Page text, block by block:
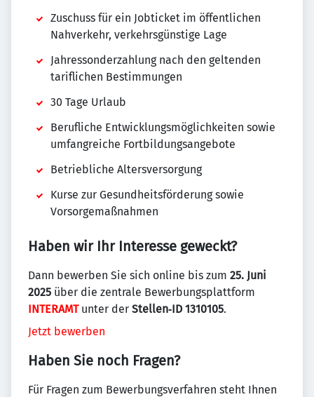
Zuschuss für ein Jobticket im öffentlichen
Nahverkehr, verkehrsgünstige Lage
Jahressonderzahlung nach den geltenden
tariflichen Bestimmungen
30 Tage Urlaub
Berufliche Entwicklungs­möglichkeiten sowie
umfangreiche Fortbildungs­angebote
Betriebliche Altersversorgung
Kurse zur Gesundheits­förderung sowie
Vorsorge­maßnahmen
Haben wir Ihr Interesse geweckt?
Dann bewerben Sie sich online bis zum 25. Juni
2025 über die zentrale Bewerbungs­plattform
INTERAMTunter der Stellen‑ID 1310105.
Jetzt bewerben
Haben Sie noch Fragen?
Für Fragen zum Bewerbungsverfahren steht Ihnen